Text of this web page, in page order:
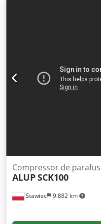
m³/min; motor: 30 kW;
Stawiec 9.882 km
Compressor de
ALUPSCK100